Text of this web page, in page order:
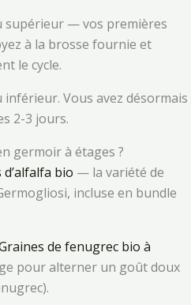
supérieur — vos premières
à la brosse fournie et
le cycle.
inférieur. Vous avez désormais
2-3 jours.
germoir à étages ?
d’alfalfa bio — la variété de
incluse en bundle
de fenugrec bio à
pour alterner un goût doux